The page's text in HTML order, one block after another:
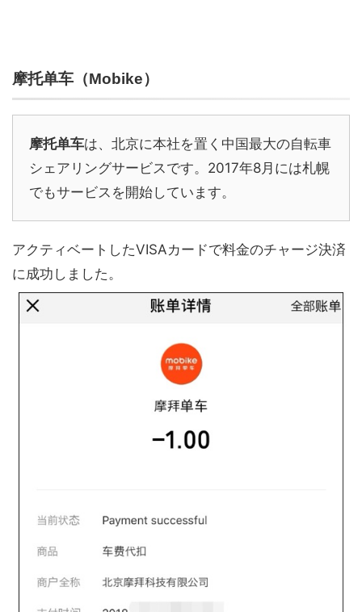
摩托单车（Mobike）
摩托单车は、北京に本社を置く中国最大の自転車
シェアリングサービスです。2017年8月には札幌
でもサービスを開始しています。
アクティベートしたVISAカードで料金のチャージ決済
に成功しました。